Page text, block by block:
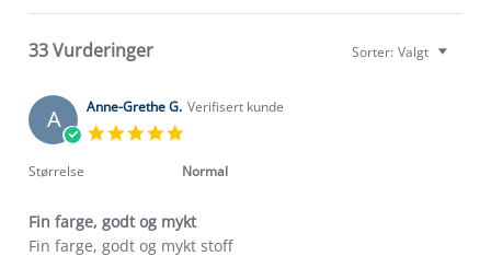
33 Vurderinger Sorter: Valgt
A Anne-Grethe G. Verifisert kunde
rating
Størrelse Normal
Fin farge, godt og mykt
Review
review
Fin farge, godt og mykt stoff